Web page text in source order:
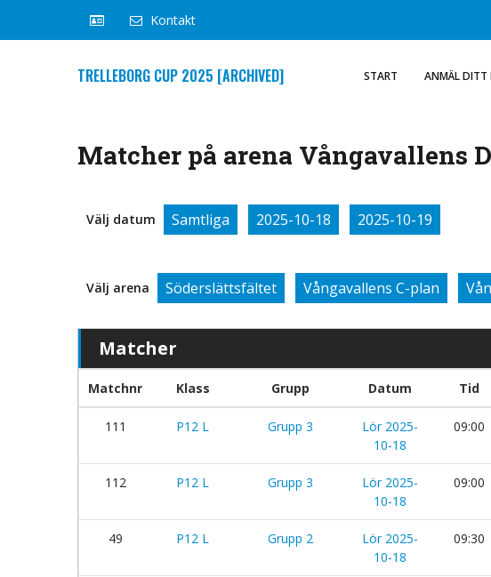
Kontakt
TRELLEBORG CUP 2025 [ARCHIVED] START ANMÄL DITT
Matcher på arena Vångavallens
Välj datum Samtliga 2025-10-18 2025-10-19
Välj arena Söderslättsfältet Vångavallens C-plan
Matcher
Matchnr Klass Grupp Datum Tid
111 P12 L Grupp 3
Lör 2025-
10-18
09:00
112 P12 L Grupp 3
Lör 2025-
10-18
09:00
49 P12 L Grupp 2
Lör 2025-
10-18
09:30